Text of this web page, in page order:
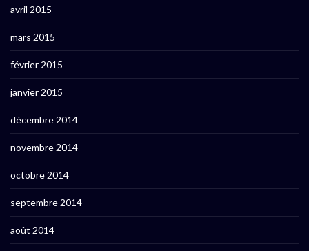
avril 2015
mars 2015
février 2015
janvier 2015
décembre 2014
novembre 2014
octobre 2014
septembre 2014
août 2014